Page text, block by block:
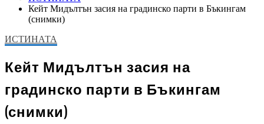
Кейт Мидълтън засия на градинско парти в Бъкингам
(снимки)
ИСТИНАТА
Кейт Мидълтън засия на
градинско парти в Бъкингам
(снимки)